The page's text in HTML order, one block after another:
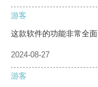
游客
这款软件的功能非常全
2024-08-27
游客